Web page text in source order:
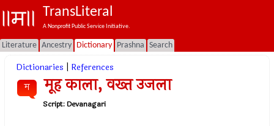
TransLiteral
A Nonprofit Public Service Initiative.
Literature Ancestry Dictionary Prashna Search
Dictionaries References
म मूह काला, वख्त उजला
Script:Devanagari